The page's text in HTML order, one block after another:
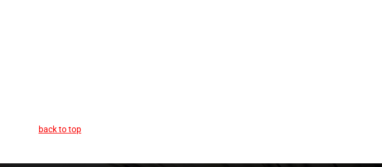
back to top